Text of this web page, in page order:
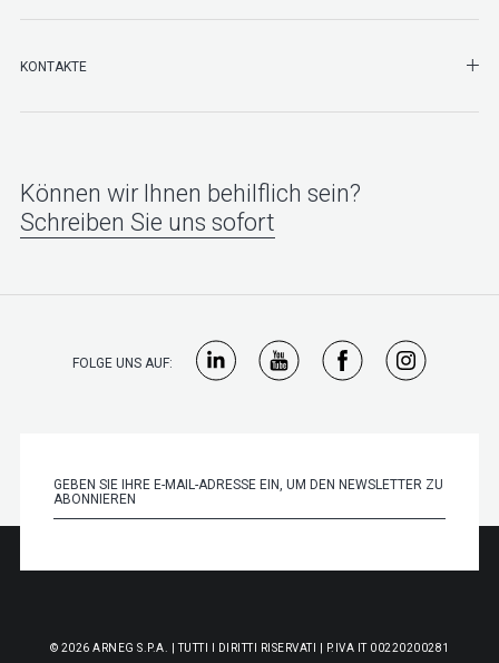
KONTAKTE
Können wir Ihnen behilflich sein?
Schreiben Sie uns sofort
FOLGE UNS AUF:
© 2026 ARNEG S.P.A. | TUTTI I DIRITTI RISERVATI | P.IVA IT 00220200281